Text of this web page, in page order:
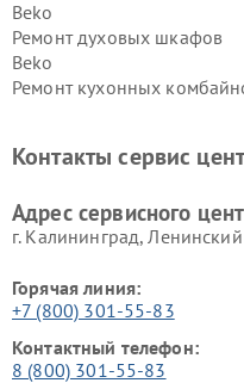
Beko
Ремонт духовых шкафов
Beko
Ремонт кухонных
Ремонт холодильников
Контакты сервис
Адрес сервисного
г. Калининград,
Горячая линия:
+7 (800) 301-55-83
Контактный телефон:
8 (800) 301-55-83